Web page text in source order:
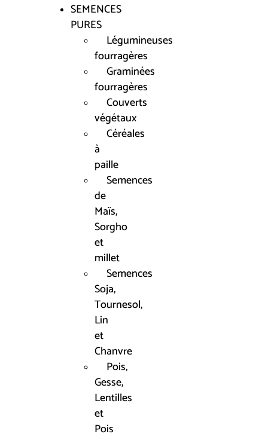
SEMENCES
PURES
Légumineuses
fourragères
Graminées
fourragères
Couverts
végétaux
Céréales
à
paille
Semences
de
Maïs,
Sorgho
et
millet
Semences
Soja,
Tournesol,
Lin
et
Chanvre
Pois,
Gesse,
Lentilles
et
Pois